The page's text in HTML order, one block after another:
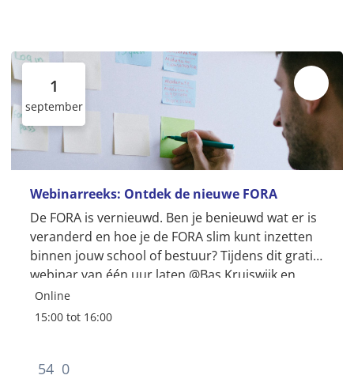
1
september
Webinarreeks: Ontdek de nieuwe FORA
De FORA is vernieuwd. Ben je benieuwd wat er is
veranderd en hoe je de FORA slim kunt inzetten
binnen jouw school of bestuur? Tijdens dit gratis
webinar van één uur laten @Bas Kruiswijk en
@Sonja Steiger van Kennisnet zien hoe je snel de
weg...
Online
15:00 tot 16:00
54 0